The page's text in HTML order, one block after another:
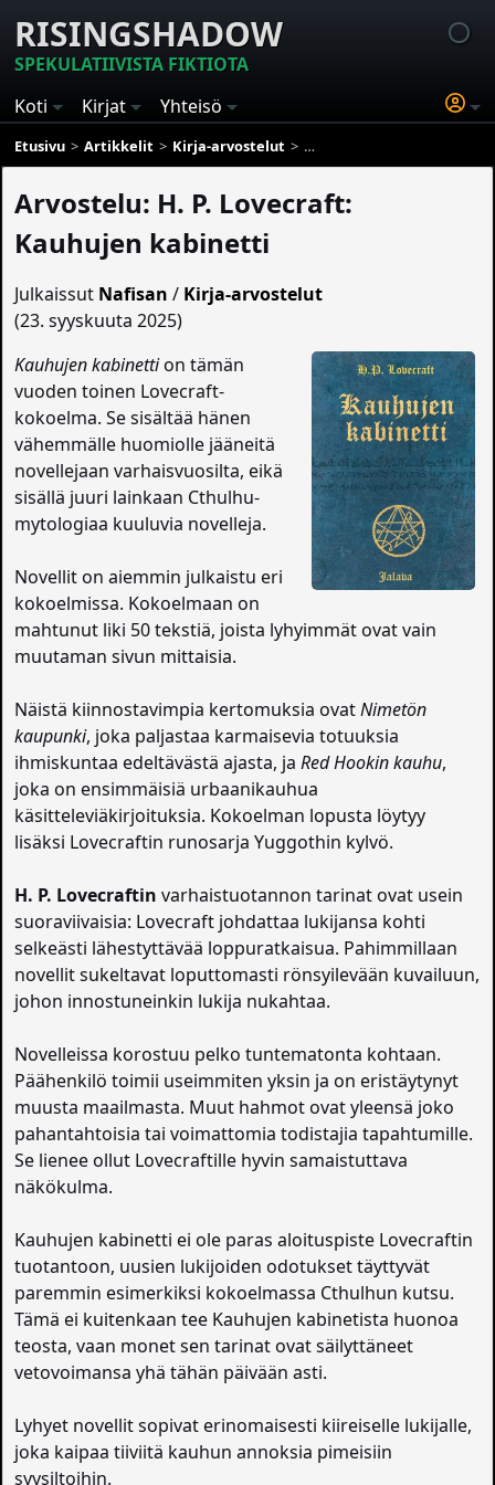
RISINGSHADOW
SPEKULATIIVISTA FIKTIOTA
Koti
Kirjat Yhteisö
Etusivu Artikkelit Kirja-arvostelut Arvostelu: H. P. Lovecraft:
Arvostelu: H. P. Lovecraft:
Kauhujen kabinetti
Julkaissut Nafisan / Kirja-arvostelut
(23. syyskuuta 2025)
Kauhujen kabinettion tämän
vuoden toinen Lovecraft-
kokoelma. Se sisältää hänen
vähemmälle huomiolle jääneitä
novellejaan varhaisvuosilta, eikä
sisällä juuri lainkaan Cthulhu-
mytologiaa kuuluvia novelleja.
Novellit on aiemmin julkaistu eri
kokoelmissa. Kokoelmaan on
mahtunut liki 50 tekstiä, joista lyhyimmät ovat vain
muutaman sivun mittaisia.
Näistä kiinnostavimpia kertomuksia ovatNimetön
kaupunki, joka paljastaa karmaisevia totuuksia
ihmiskuntaa edeltävästä ajasta, jaRed Hookin kauhu,
joka on ensimmäisiä urbaanikauhua
käsitteleviäkirjoituksia. Kokoelman lopusta löytyy
lisäksi Lovecraftin runosarja Yuggothin kylvö.
H. P. Lovecraftin varhaistuotannon tarinat ovat usein
suoraviivaisia: Lovecraft johdattaa lukijansa kohti
selkeästi lähestyttävää loppuratkaisua. Pahimmillaan
novellit sukeltavat loputtomasti rönsyilevään kuvailuun,
johon innostuneinkin lukija nukahtaa.
Novelleissa korostuu pelko tuntematonta kohtaan.
Päähenkilö toimii useimmiten yksin ja on eristäytynyt
muusta maailmasta. Muut hahmot ovat yleensä joko
pahantahtoisia tai voimattomia todistajia tapahtumille.
Se lienee ollut Lovecraftille hyvin samaistuttava
näkökulma.
Kauhujen kabinetti ei ole paras aloituspiste Lovecraftin
tuotantoon, uusien lukijoiden odotukset täyttyvät
paremmin esimerkiksi kokoelmassa Cthulhun kutsu.
Tämä ei kuitenkaan tee Kauhujen kabinetista huonoa
teosta, vaan monet sen tarinat ovat säilyttäneet
vetovoimansa yhä tähän päivään asti.
Lyhyet novellit sopivat erinomaisesti kiireiselle lukijalle,
joka kaipaa tiiviitä kauhun annoksia pimeisiin
syysiltoihin.